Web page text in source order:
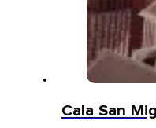
Cala San